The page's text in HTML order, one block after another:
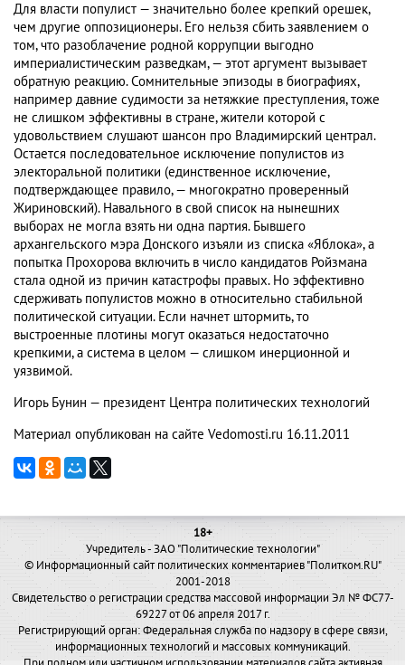
Для власти популист — значительно более крепкий орешек,
чем другие оппозиционеры. Его нельзя сбить заявлением о
том, что разоблачение родной коррупции выгодно
империалистическим разведкам, — этот аргумент вызывает
обратную реакцию. Сомнительные эпизоды в биографиях,
например давние судимости за нетяжкие преступления, тоже
не слишком эффективны в стране, жители которой с
удовольствием слушают шансон про Владимирский централ.
Остается последовательное исключение популистов из
электоральной политики (единственное исключение,
подтверждающее правило, — многократно проверенный
Жириновский). Навального в свой список на нынешних
выборах не могла взять ни одна партия. Бывшего
архангельского мэра Донского изъяли из списка «Яблока», а
попытка Прохорова включить в число кандидатов Ройзмана
стала одной из причин катастрофы правых. Но эффективно
сдерживать популистов можно в относительно стабильной
политической ситуации. Если начнет штормить, то
выстроенные плотины могут оказаться недостаточно
крепкими, а система в целом — слишком инерционной и
уязвимой.
Игорь Бунин — президент Центра политических технологий
Материал опубликован на сайте Vedomosti.ru 16.11.2011
18+
Учредитель - ЗАО "Политические технологии"
© Информационный сайт политических комментариев "Политком.RU"
2001-2018
Свидетельство о регистрации средства массовой информации Эл № ФС77-
69227 от 06 апреля 2017 г.
Регистрирующий орган: Федеральная служба по надзору в сфере связи,
информационных технологий и массовых коммуникаций.